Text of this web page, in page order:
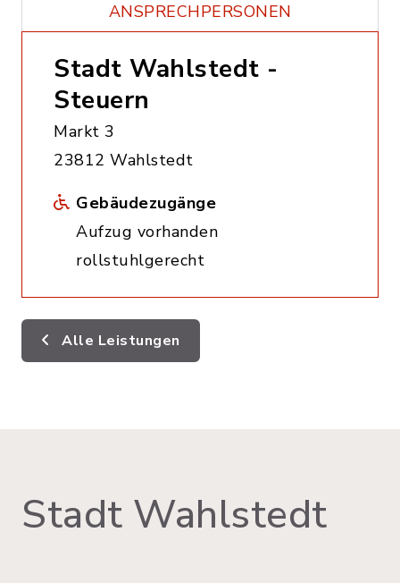
ANSPRECHPERSONEN
Stadt Wahlstedt -
Steuern
Markt 3
23812 Wahlstedt
Gebäudezugänge
Aufzug vorhanden
rollstuhlgerecht
Alle Leistungen
Stadt Wahlstedt